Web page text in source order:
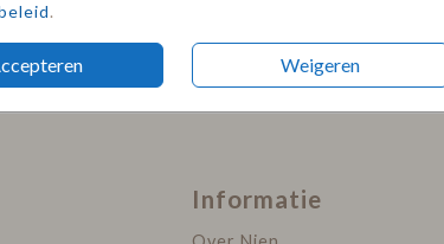
.
Weigeren
Informatie